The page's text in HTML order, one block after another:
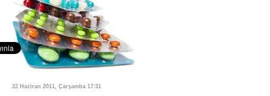
22 Haziran 2011, Çarşamba 17:31